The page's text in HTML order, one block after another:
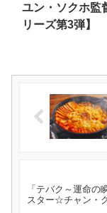
ユン・ソクホ監
リーズ第3弾】
「テバク～運命の
スター☆チャン・